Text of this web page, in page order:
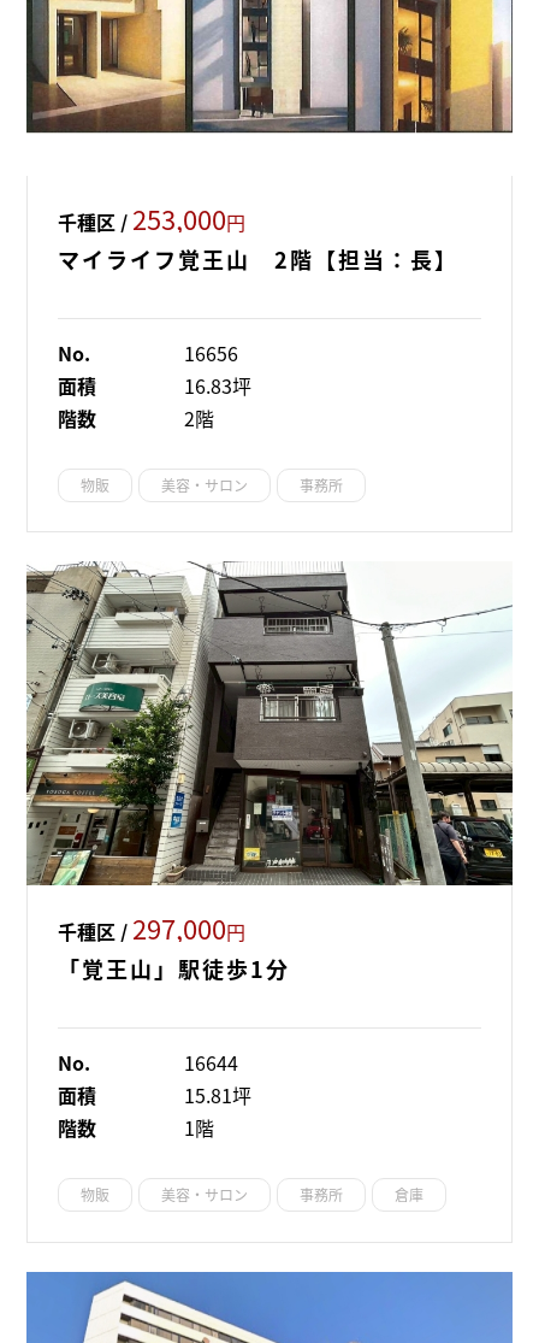
千種区 / 253,000円
マイライフ覚王山 2階【担当：長】
No.
16656
面積
16.83坪
階数
2階
物販 美容・サロン 事務所
千種区 / 297,000円
「覚王山」駅徒歩1分
No.
16644
面積
15.81坪
階数
1階
物販 美容・サロン 事務所 倉庫